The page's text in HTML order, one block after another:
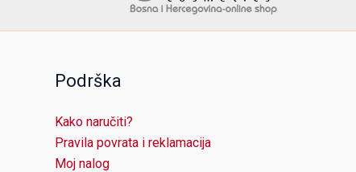
Podrška
Kako naručiti?
Pravila povrata i reklamacija
Moj nalog